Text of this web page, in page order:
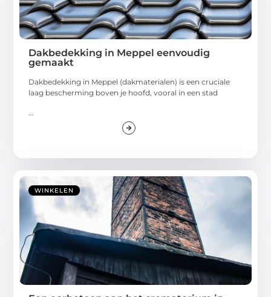
Dakbedekking in Meppel eenvoudig
gemaakt
Dakbedekking in Meppel (dakmaterialen) is een cruciale
laag bescherming boven je hoofd, vooral in een stad
WINKELEN